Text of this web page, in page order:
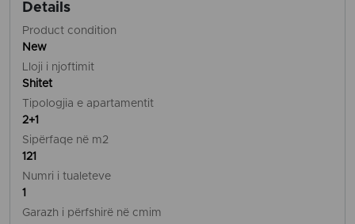
Details
Product condition
New
Lloji i njoftimit
Shitet
Tipologjia e apartamentit
2+1
Sipërfaqe në m2
121
Numri i tualeteve
1
Garazh i përfshirë në cmim